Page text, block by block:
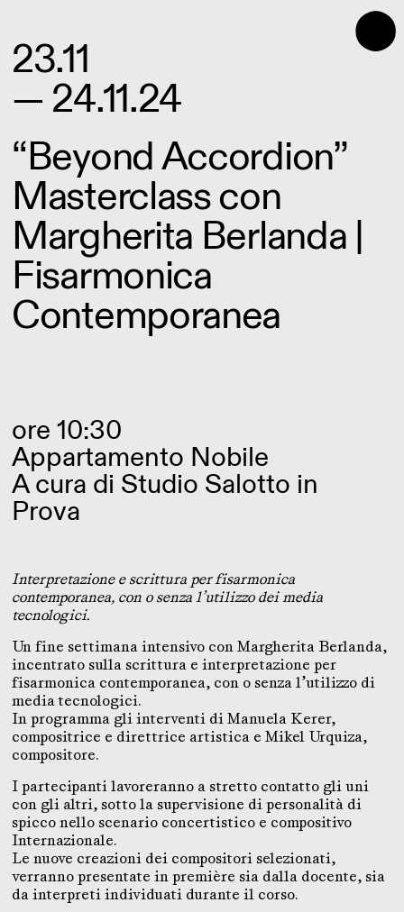
⬤
23.11
— 24.11.24
“Beyond Accordion”
Masterclass con
Margherita Berlanda |
Fisarmonica
Contemporanea
ore 10:30
Appartamento Nobile
A cura di Studio Salotto in
Prova
Interpretazione e scrittura per fisarmonica
contemporanea, con o senza l’utilizzo dei media
tecnologici.
Un fine settimana intensivo con Margherita Berlanda,
incentrato sulla scrittura e interpretazione per
fisarmonica contemporanea, con o senza l’utilizzo di
media tecnologici.
In programma gli interventi di Manuela Kerer,
compositrice e direttrice artistica e Mikel Urquiza,
compositore.
I partecipanti lavoreranno a stretto contatto gli uni
con gli altri, sotto la supervisione di personalità di
spicco nello scenario concertistico e compositivo
Internazionale.
Le nuove creazioni dei compositori selezionati,
verranno presentate in première sia dalla docente, sia
da interpreti individuati durante il corso.